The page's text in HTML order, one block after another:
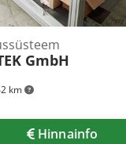
km
GmbH
Hinnainfo